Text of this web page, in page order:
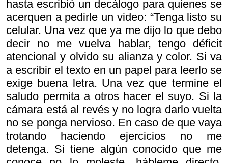
hasta escribió un decálogo para quienes se
acerquen a pedirle un video: “Tenga listo su
celular. Una vez que ya me dijo lo que debo
decir no me vuelva hablar, tengo déficit
atencional y olvido su alianza y color. Si va
a escribir el texto en un papel para leerlo se
exige buena letra. Una vez que termine el
saludo permita a otros hacer el suyo. Si la
cámara está al revés y no logra darlo vuelta
no se ponga nervioso. En caso de que vaya
trotando haciendo ejercicios no me
detenga. Si tiene algún conocido que me